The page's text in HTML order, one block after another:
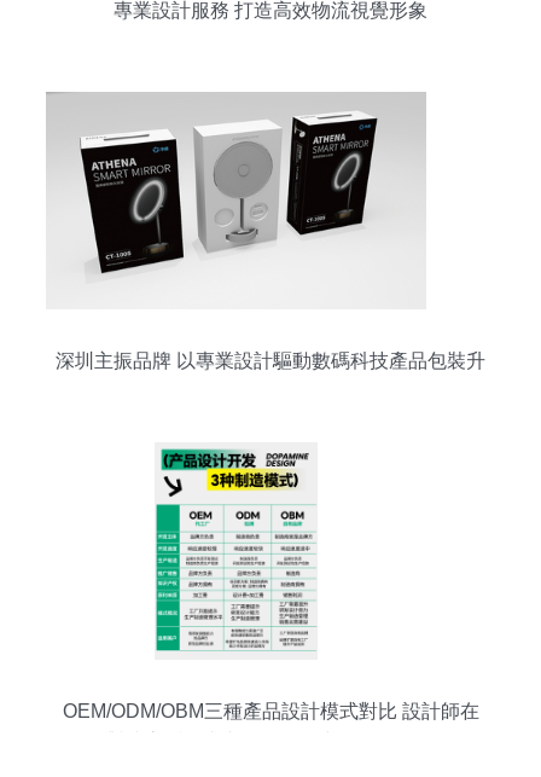
專業設計服務 打造高效物流視覺形象
深圳主振品牌 以專業設計驅動數碼科技產品包裝升
OEM/ODM/OBM三種產品設計模式對比 設計師在